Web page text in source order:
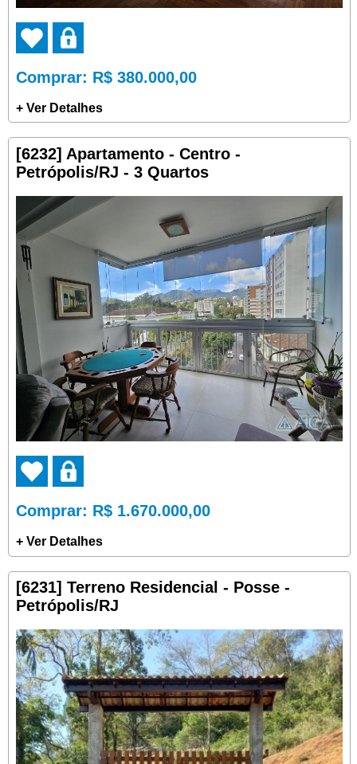
Comprar: R$ 380.000,00
+ Ver Detalhes
[6232] Apartamento - Centro -
Petrópolis/RJ - 3 Quartos
Comprar: R$ 1.670.000,00
+ Ver Detalhes
[6231] Terreno Residencial - Posse -
Petrópolis/RJ